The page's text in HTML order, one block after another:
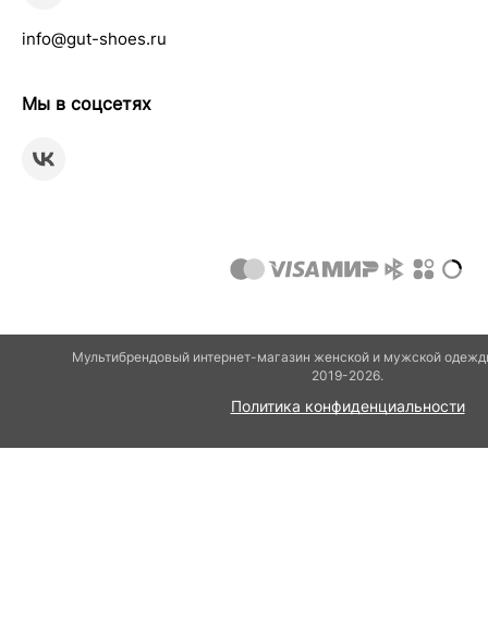
info@gut-shoes.ru
Мы в соцсетях
Мультибрендовый интернет-магазин женской и мужской
2019-2026.
Политика конфиденциальности